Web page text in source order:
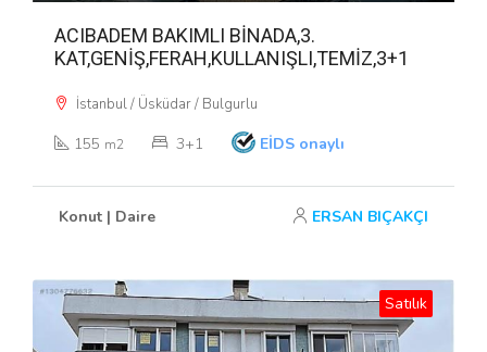
ACIBADEM BAKIMLI BİNADA,3.
KAT,GENİŞ,FERAH,KULLANIŞLI,TEMİZ,3+1
İstanbul / Üsküdar / Bulgurlu
155 m2 3+1 EİDS onaylı
Konut | Daire ERSAN BIÇAKÇI
Satılık